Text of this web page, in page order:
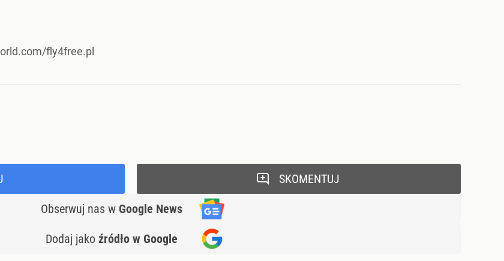
fly4free.pl
Obserwuj nas w Google News
Dodaj jako źródło w Google
SKOMENTUJ